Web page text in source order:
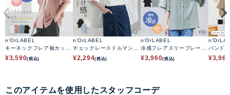
n'OrLABEL
キーネックフレア袖カット
ソーシャツ
¥3,590(税込)
n'OrLABEL
チェックレースドルマンシ
ャツ
¥2,294(税込)
n'OrLABEL
冷感フレアスリーブレース
ブラウス
¥3,960(税込)
バンド
ツ
¥3,960
このアイテムを使用したスタッフコーデ